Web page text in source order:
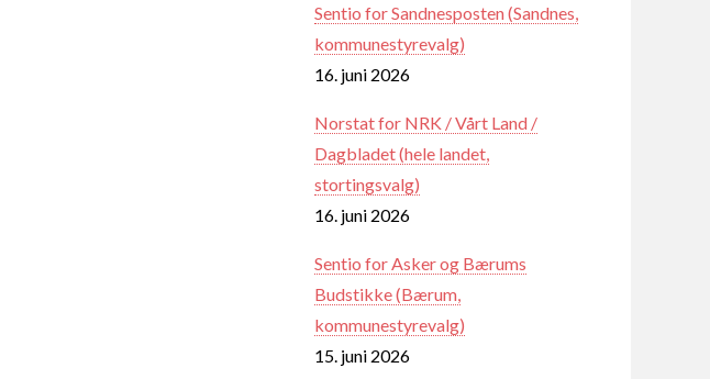
Sentio for Sandnesposten (Sandnes,
kommunestyrevalg)
16. juni 2026
Norstat for NRK / Vårt Land /
Dagbladet (hele landet,
stortingsvalg)
16. juni 2026
Sentio for Asker og Bærums
Budstikke (Bærum,
kommunestyrevalg)
15. juni 2026